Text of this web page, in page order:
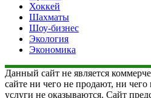
Хоккей
Шахматы
Шоу-бизнес
Экология
Экономика
Данный сайт не является
сайте ни чего не продают, ни
услуги не оказываются. Сайт